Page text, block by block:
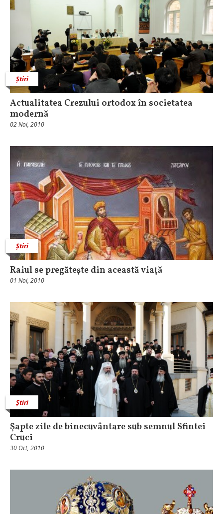
Știri
Actualitatea Crezului ortodox în societatea
modernă
02 Noi, 2010
Știri
Raiul se pregăteşte din această viaţă
01 Noi, 2010
Știri
Şapte zile de binecuvântare sub semnul Sfintei
Cruci
30 Oct, 2010